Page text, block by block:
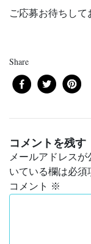
ご応募お待ちして
Share
コメントを残す
メールアドレスが
いている欄は必須
コメント ※